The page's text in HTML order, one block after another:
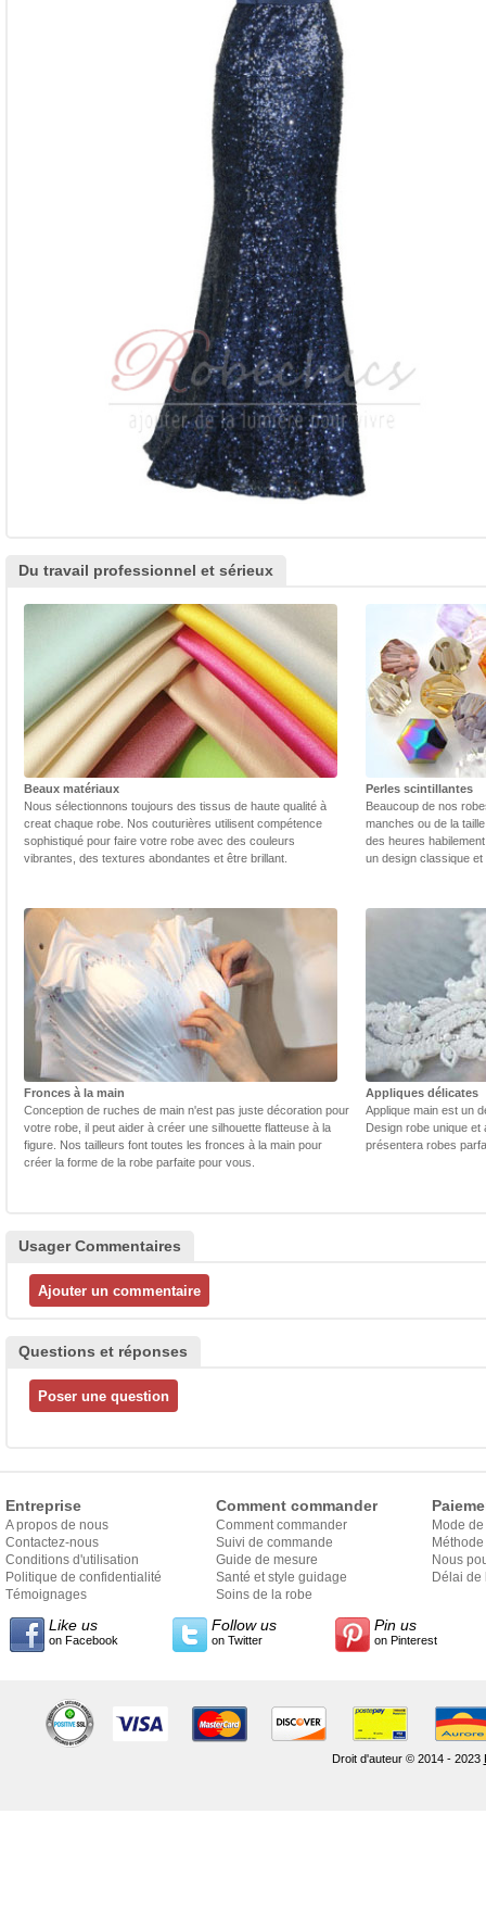
Du travail professionnel et sérieux
Beaux matériaux
Nous sélectionnons toujours des tissus de haute qualité à
creat chaque robe. Nos couturières utilisent compétence
sophistiqué pour faire votre robe avec des couleurs
vibrantes, des textures abondantes et être brillant.
Perles scintillantes
Beaucoup de nos
manches ou de la
des heures
un design classique
Fronces à la main
Conception de ruches de main n'est pas juste décoration pour
votre robe, il peut aider à créer une silhouette flatteuse à la
figure. Nos tailleurs font toutes les fronces à la main pour
créer la forme de la robe parfaite pour vous.
Appliques délicates
Applique main est un
Design robe unique
présentera robes
Usager Commentaires
Questions et réponses
Entreprise
A propos de nous
Contactez-nous
Conditions d'utilisation
Politique de confidentialité
Témoignages
Comment commander
Comment commander
Suivi de commande
Guide de mesure
Santé et style guidage
Soins de la robe
Mode
Nous
Délai de
Like us
on Facebook
Follow us
on Twitter
Pin us
on Pinterest
Droit d'auteur © 2014 - 2023